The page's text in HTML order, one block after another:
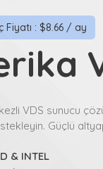
Fiyatı : $8.66 / ay
VDS sunucu
Güçlü
& INTEL